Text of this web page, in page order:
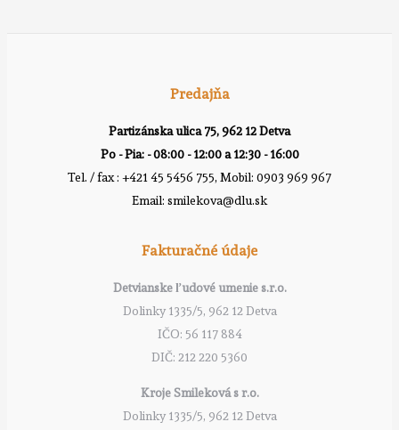
Predajňa
Partizánska ulica 75, 962 12 Detva
Po - Pia: - 08:00 - 12:00 a 12:30 - 16:00
Tel. / fax : +421 45 5456 755, Mobil: 0903 969 967
Email: smilekova@dlu.sk
Fakturačné údaje
Detvianske ľudové umenie s.r.o.
Dolinky 1335/5, 962 12 Detva
IČO: 56 117 884
DIČ: 212 220 5360
Kroje Smileková s r.o.
Dolinky 1335/5, 962 12 Detva